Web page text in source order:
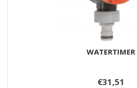
WATERTIMER
€31,51